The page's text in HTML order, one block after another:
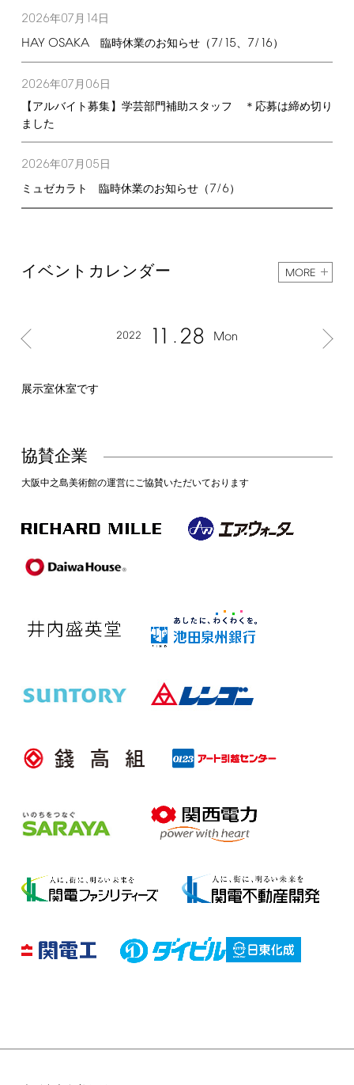
2026年07月 14日
HAY OSAKA臨時休業のお知らせ（7/15、 7/16）
2026年07月 06日
【アルバイト募集】学芸部門補助スタッフ ＊応募は締め切り
ました
2026年07月 05日
ミュゼカラト 臨時休業のお知らせ（7/6）
イベントカレンダー MORE
2022 11 28 Mon
展示室休室です
協賛企業
大阪中之島美術館の運営にご協賛いただいております